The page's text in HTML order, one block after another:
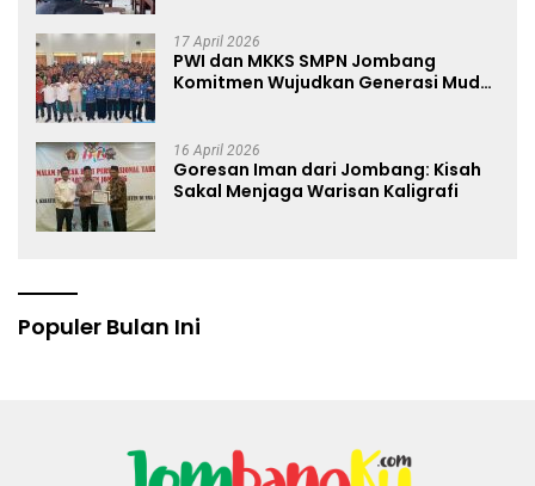
17 April 2026
PWI dan MKKS SMPN Jombang
Komitmen Wujudkan Generasi Muda
16 April 2026
Goresan Iman dari Jombang: Kisah
Sakal Menjaga Warisan Kaligrafi
Populer Bulan Ini